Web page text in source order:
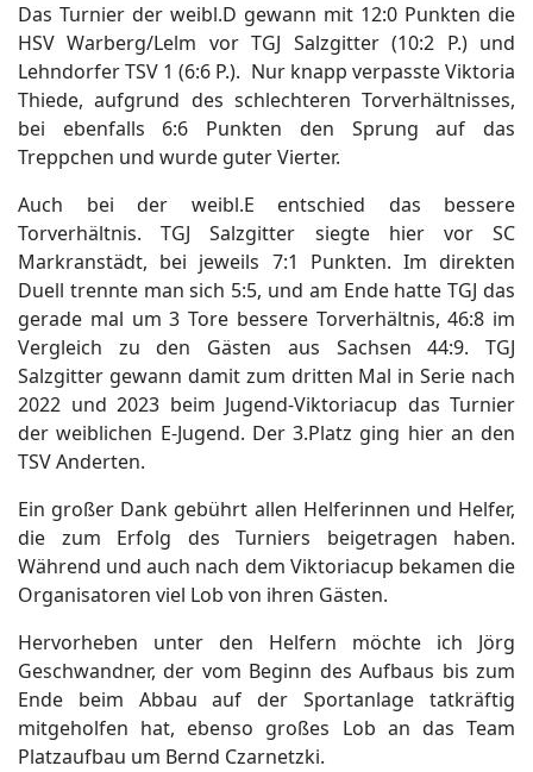
Das Turnier der weibl.D gewann mit 12:0 Punkten die
HSV Warberg/Lelm vor TGJ Salzgitter (10:2 P.) und
Lehndorfer TSV 1 (6:6 P.). Nur knapp verpasste Viktoria
Thiede, aufgrund des schlechteren Torverhältnisses,
bei ebenfalls 6:6 Punkten den Sprung auf das
Treppchen und wurde guter Vierter.
Auch bei der weibl.E entschied das bessere
Torverhältnis. TGJ Salzgitter siegte hier vor SC
Markranstädt, bei jeweils 7:1 Punkten. Im direkten
Duell trennte man sich 5:5, und am Ende hatte TGJ das
gerade mal um 3 Tore bessere Torverhältnis, 46:8 im
Vergleich zu den Gästen aus Sachsen 44:9. TGJ
Salzgitter gewann damit zum dritten Mal in Serie nach
2022 und 2023 beim Jugend-Viktoriacup das Turnier
der weiblichen E-Jugend. Der 3.Platz ging hier an den
TSV Anderten.
Ein großer Dank gebührt allen Helferinnen und Helfer,
die zum Erfolg des Turniers beigetragen haben.
Während und auch nach dem Viktoriacup bekamen die
Organisatoren viel Lob von ihren Gästen.
Hervorheben unter den Helfern möchte ich Jörg
Geschwandner, der vom Beginn des Aufbaus bis zum
Ende beim Abbau auf der Sportanlage tatkräftig
mitgeholfen hat, ebenso großes Lob an das Team
Platzaufbau um Bernd Czarnetzki.